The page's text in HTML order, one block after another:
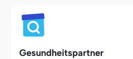
Gesundheitspartner